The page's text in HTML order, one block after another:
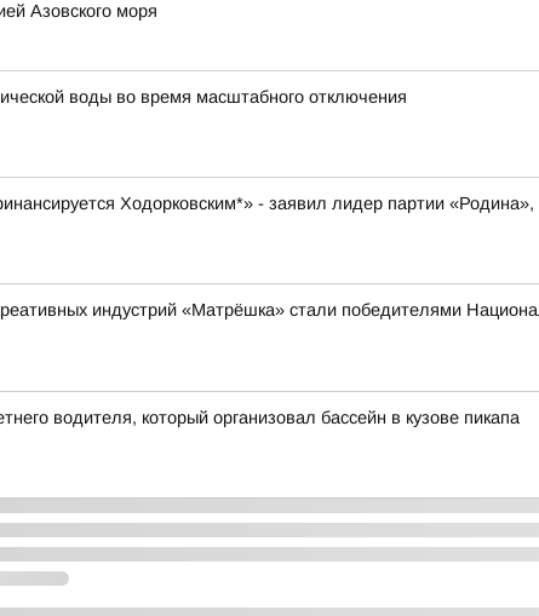
Азовского моря
воды во время масштабного отключения
Ходорковским*» - заявил лидер партии
индустрий «Матрёшка» стали победителями
водителя, который организовал бассейн в кузове пикапа